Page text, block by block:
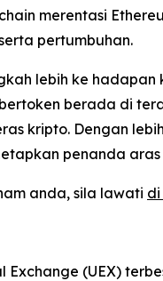
merentasi
pertumbuhan.
lebih ke
berada di
kripto. Dengan
penanda
anda, sila lawati di
Exchange (UEX)